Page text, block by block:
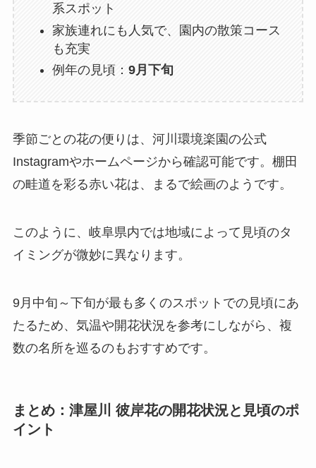
系スポット
家族連れにも人気で、園内の散策コース
も充実
例年の見頃： 9月下旬
季節ごとの花の便りは、河川環境楽園の公式
Instagramやホームページから確認可能です。棚田
の畦道を彩る赤い花は、まるで絵画のようです。
このように、岐阜県内では地域によって見頃のタ
イミングが微妙に異なります。
9月中旬～下旬が最も多くのスポットでの見頃にあ
たるため、気温や開花状況を参考にしながら、複
数の名所を巡るのもおすすめです。
まとめ：津屋川 彼岸花の開花状況と見頃のポ
イント